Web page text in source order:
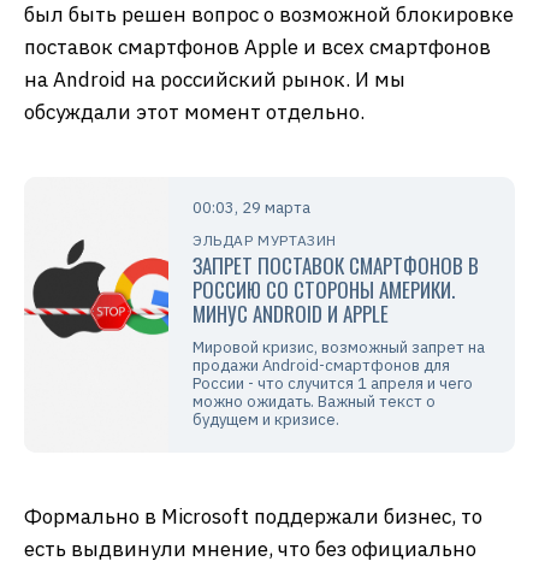
был быть решен вопрос о возможной блокировке
поставок смартфонов Apple и всех смартфонов
на Android на российский рынок. И мы
обсуждали этот момент отдельно.
00:03, 29 марта
ЭЛЬДАР МУРТАЗИН
ЗАПРЕТ ПОСТАВОК СМАРТФОНОВ В
РОССИЮ СО СТОРОНЫ АМЕРИКИ.
МИНУС ANDROID И APPLE
Мировой кризис, возможный запрет на
продажи Android-смартфонов для
России - что случится 1 апреля и чего
можно ожидать. Важный текст о
будущем и кризисе.
Формально в Microsoft поддержали бизнес, то
есть выдвинули мнение, что без официально